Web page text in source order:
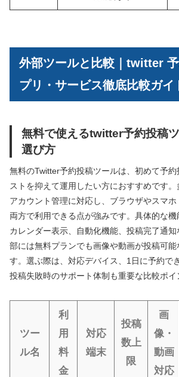
外部ツールと比較｜twitter
プリ・サービス徹底比較ガイ
無料で使えるtwitter予約投稿
選び方
無料のTwitter予約投稿ツールは、初めて予約
ストを抑えて運用したい方におすすめです
アカウント管理に対応し、ブラウザやスマホ
両方で利用できる点が強みです。具体的な
カレンダー表示、自動化機能、投稿完了通
部には無料プランでも画像や動画が投稿可能
す。選ぶ際は、対応デバイス、1日に予約で
投稿失敗時のサポート体制も重要な比較ポイ
ツー
ル名
利
用
料
金
対応
端末
投稿
数上
限
画
像・
動画
対応